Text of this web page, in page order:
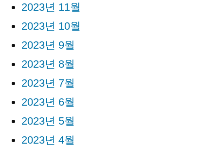
2023년 11월
2023년 10월
2023년 9월
2023년 8월
2023년 7월
2023년 6월
2023년 5월
2023년 4월